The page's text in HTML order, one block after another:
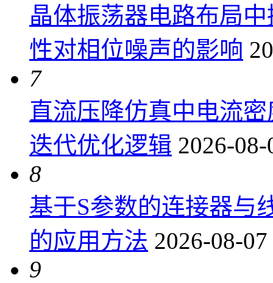
晶体振荡器电路布局
性对相位噪声的影响
7
直流压降仿真中电流
迭代优化逻辑 2026-
8
基于S参数的连接器与
的应用方法 2026-08-
9